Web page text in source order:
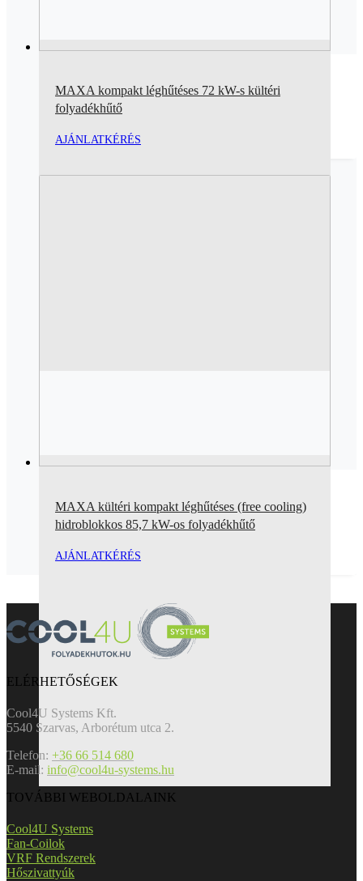
MAXA kompakt léghűtéses 72 kW-s kültéri
folyadékhűtő
AJÁNLATKÉRÉS
MAXA kültéri kompakt léghűtéses (free cooling)
hidroblokkos 85,7 kW-os folyadékhűtő
AJÁNLATKÉRÉS
ELÉRHETŐSÉGEK
Cool4U Systems Kft.
5540 Szarvas, Arborétum utca 2.
Telefon: +36 66 514 680
E-mail: info@cool4u-systems.hu
TOVÁBBI WEBOLDALAINK
Cool4U Systems
Fan-Coilok
VRF Rendszerek
Hőszivattyúk